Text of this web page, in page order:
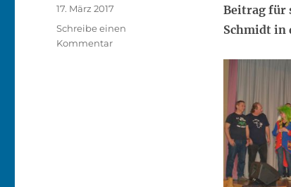
Beitrag für
Schmidt in
Veröffentlicht
am
17. März 2017
Schreibe einen
Kommentarzu